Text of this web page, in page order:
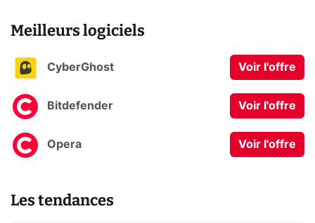
Meilleurs logiciels
CyberGhost Voir l'offre
Bitdefender Voir l'offre
Opera Voir l'offre
Les tendances